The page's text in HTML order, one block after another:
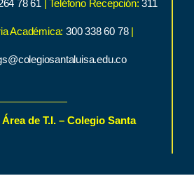
78 61 | Teléfono Recepción: 311
Académica:300 338 60 78 |
Área de T.I. – Colegio Santa